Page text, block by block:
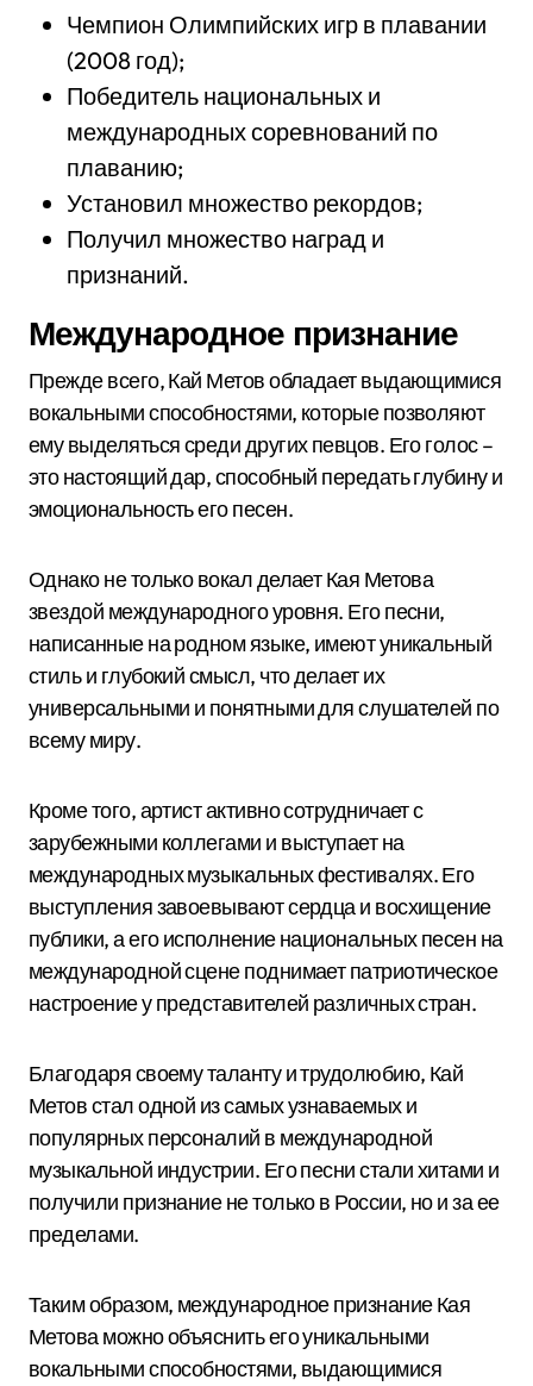
Чемпион Олимпийских игр в плавании
(2008 год);
Победитель национальных и
международных соревнований по
плаванию;
Установил множество рекордов;
Получил множество наград и
признаний.
Международное признание
Прежде всего, Кай Метов обладает выдающимися
вокальными способностями, которые позволяют
ему выделяться среди других певцов. Его голос –
это настоящий дар, способный передать глубину и
эмоциональность его песен.
Однако не только вокал делает Кая Метова
звездой международного уровня. Его песни,
написанные на родном языке, имеют уникальный
стиль и глубокий смысл, что делает их
универсальными и понятными для слушателей по
всему миру.
Кроме того, артист активно сотрудничает с
зарубежными коллегами и выступает на
международных музыкальных фестивалях. Его
выступления завоевывают сердца и восхищение
публики, а его исполнение национальных песен на
международной сцене поднимает патриотическое
настроение у представителей различных стран.
Благодаря своему таланту и трудолюбию, Кай
Метов стал одной из самых узнаваемых и
популярных персоналий в международной
музыкальной индустрии. Его песни стали хитами и
получили признание не только в России, но и за ее
пределами.
Таким образом, международное признание Кая
Метова можно объяснить его уникальными
вокальными способностями, выдающимися